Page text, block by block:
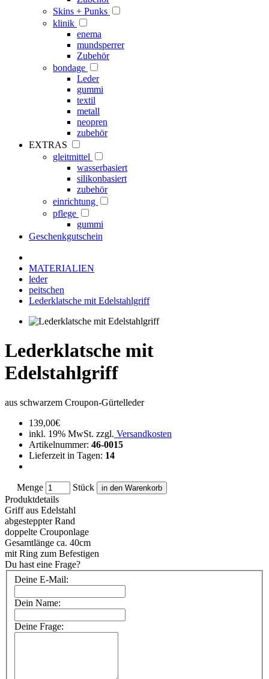
Skins + Punks
klinik
enema
mundsperrer
Zubehör
bondage
Leder
gummi
textil
metall
neopren
zubehör
EXTRAS
gleitmittel
wasserbasiert
silikonbasiert
zubehör
einrichtung
pflege
gummi
Geschenkgutschein
MATERIALIEN
leder
peitschen
Lederklatsche mit Edelstahlgriff
Lederklatsche mit
Edelstahlgriff
aus schwarzem Croupon-Gürtelleder
139,00€
inkl. 19% MwSt. zzgl. Versandkosten
Artikelnummer: 46-0015
Lieferzeit in Tagen: 14
Menge Stück in den Warenkorb
Produktdetails
Griff aus Edelstahl
abgesteppter Rand
doppelte Crouponlage
Gesamtlänge ca. 40cm
mit Ring zum Befestigen
Du hast eine Frage?
Deine E-Mail:
Dein Name:
Deine Frage: